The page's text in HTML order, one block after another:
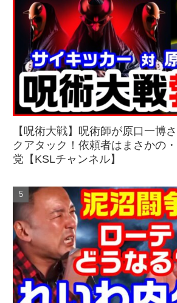
【呪術大戦】呪術師が原口一博
クアタック！依頼者はまさかの
党【KSLチャンネル】